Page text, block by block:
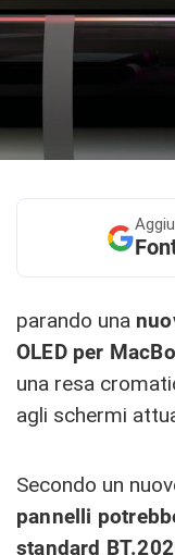
parando una
OLED per
una resa
agli schermi
Secondo un
pannelli
standard BT.202